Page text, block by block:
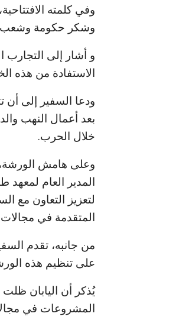
وفي كلمته
وشكر حكومة وشعب
و أشار إلى التجارب
الاستفادة من هذه
ودعا السفير إلى أن
بعد أعمال النهب
خلال الحرب.
وعلى هامش الورشة،
المدير العام لمعهد
لتعزيز التعاون مع
المتقدمة في مجالات
من جانبه، تقدم
على تنظيم هذه
يُذكر أن اليابان
المشروعات في